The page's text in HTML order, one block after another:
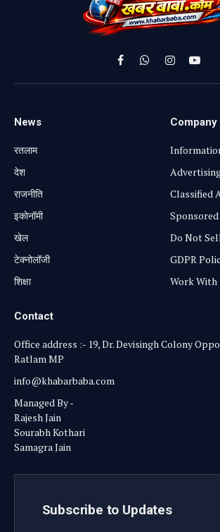
FacebookWhatsApp
Instagram
News
रतलाम
⁠देश
राजनीति
⁠इकोनॉमी
खेल
टेक्नोलॉजी
शिक्षा
Company
Classified
Do Not
GDPR
Work With
Contact
Office address :- 19, Dr. Devisingh Colony
Ratlam MP
info@khabarbaba.com
Managed By -
Rajesh Jain
Sourabh Kothari
Samagra Jain
Subscribe to Updates